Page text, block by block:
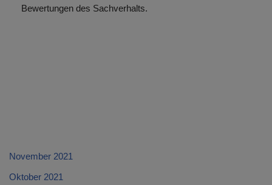
Bewertungen des Sachverhalts.
November 2021
Oktober 2021